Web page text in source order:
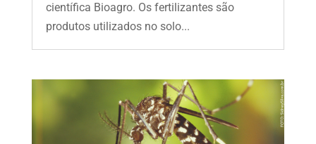
científica Bioagro. Os fertilizantes são
produtos utilizados no solo...